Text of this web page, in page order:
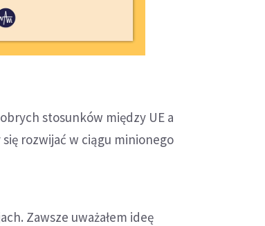
stosunków między UE a
rozwijać w ciągu minionego
Zawsze uważałem ideę